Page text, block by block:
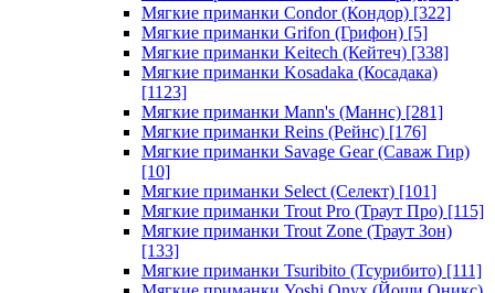
Мягкие приманки Condor (Кондор) [322]
Мягкие приманки Grifon (Грифон) [5]
Мягкие приманки Keitech (Кейтеч) [338]
Мягкие приманки Kosadaka (Косадака)
[1123]
Мягкие приманки Mann's (Маннс) [281]
Мягкие приманки Reins (Рейнс) [176]
Мягкие приманки Savage Gear (Саваж Гир)
[10]
Мягкие приманки Select (Селект) [101]
Мягкие приманки Trout Pro (Траут Про) [115]
Мягкие приманки Trout Zone (Траут Зон)
[133]
Мягкие приманки Tsuribito (Тсурибито) [111]